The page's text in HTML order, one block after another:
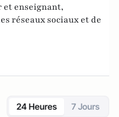
enseignant,
réseaux sociaux et de
24 Heures 7 Jours